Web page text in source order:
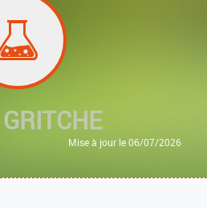
GRITCHE
Mise à jour le 06/07/2026